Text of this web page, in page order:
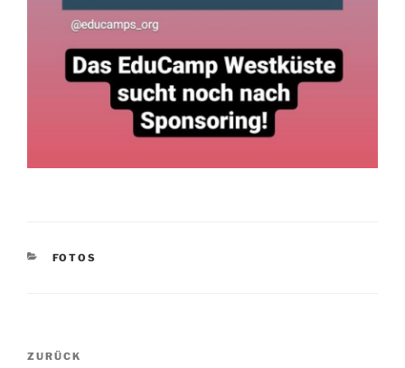
KATEGORIEN
FOTOS
Beitragsnavigation
Vorheriger
ZURÜCK